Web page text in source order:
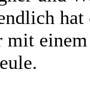
hat
mit